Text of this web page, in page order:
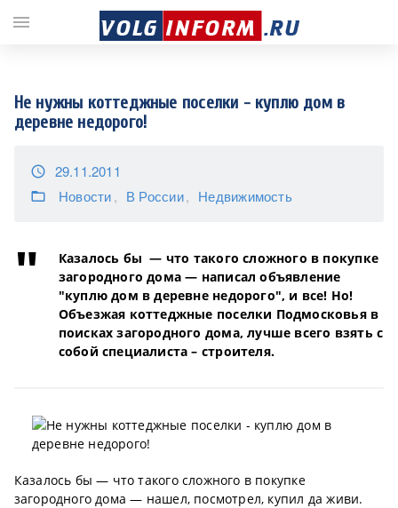
Не нужны коттеджные поселки - куплю дом в
деревне недорого!
access_time 29.11.2011
folder_open Новости В России Недвижимость
Казалось бы — что такого сложного в покупке
загородного дома — написал объявление
"куплю дом в деревне недорого", и все! Но!
Объезжая коттеджные поселки Подмосковья в
поисках загородного дома, лучше всего взять с
собой специалиста – строителя.
Казалось бы — что такого сложного в покупке
загородного дома — нашел, посмотрел, купил да живи.
menu